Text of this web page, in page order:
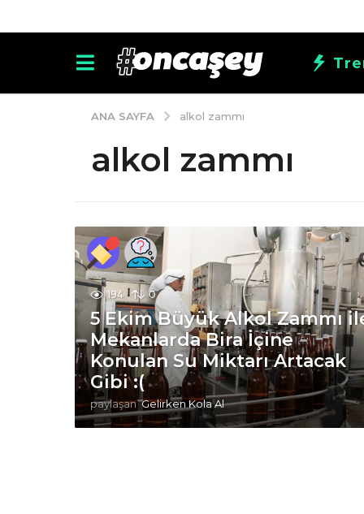
ANA SAYFA alkol zammı
alkol zammı
194 0
5 Ekim Büyük Alkol Zammı
Mekanlarda Bira İçine
Konulan Su Miktarı Artacak
Gibi :(
paylaşan Gelirken Kola Al